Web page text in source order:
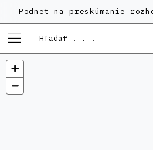
na preskúmanie